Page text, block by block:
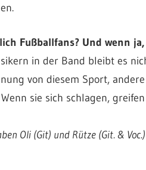
Fußballfans? Und wenn
in der Band bleibt es
von diesem Sport,
sie sich schlagen,
Oli (Git) und Rütze (Git. & Voc.)